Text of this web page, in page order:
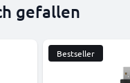
gefallen
Bestseller